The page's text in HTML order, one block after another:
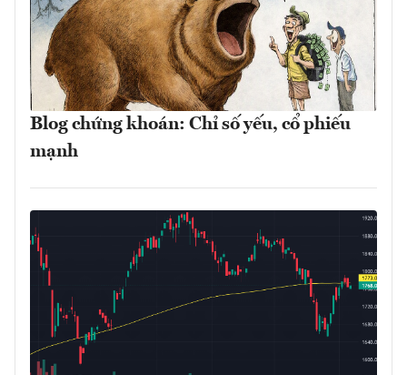
Blog chứng khoán: Chỉ số yếu, cổ phiếu
mạnh